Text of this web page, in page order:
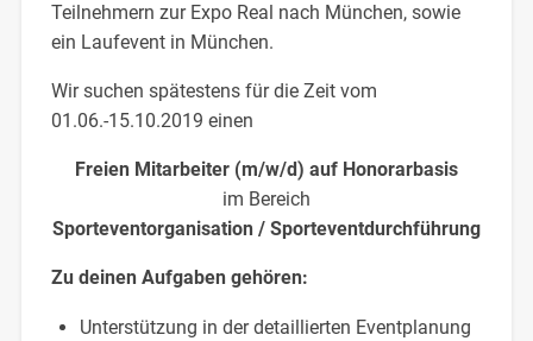
Teilnehmern zur Expo Real nach München, sowie
ein Laufevent in München.
Wir suchen spätestens für die Zeit vom
01.06.-15.10.2019 einen
Freien Mitarbeiter (m/w/d) auf Honorarbasis
im Bereich
Sporteventorganisation / Sporteventdurchführung
Zu deinen Aufgaben gehören:
Unterstützung in der detaillierten Eventplanung